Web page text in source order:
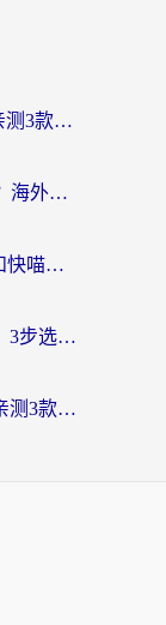
雷神手游和海归好用吗？海外党亲测3款热门回国加速器+番茄加速器深度体验
Malus好用吗？和ChickCN哪个好？海外党亲测：选对回国加速器，追剧游戏不卡顿
海外党实测：斧牛VPN好用吗？和快喵VPN对比哪个回国效果更好？附3款热门加速器深度分析
海外党必看：ExpressVPN怎么样？3步选对回国加速器，无缝刷国内剧玩手游
迅游和云界RIFT哪个好？海外党亲测3款回国加速器，教你无缝刷国内剧玩游戏